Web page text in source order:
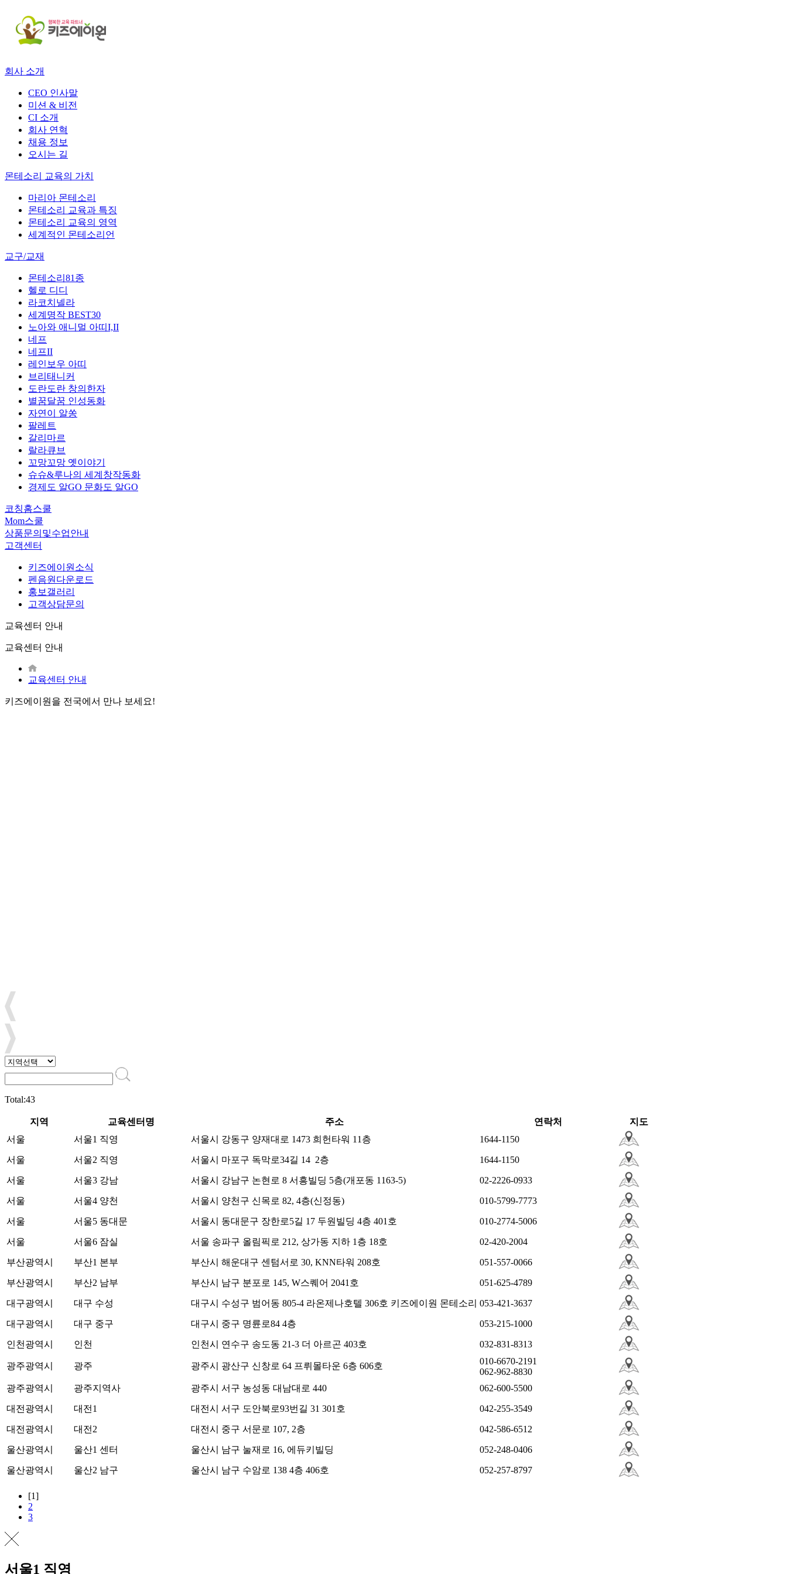
회사 소개
CEO 인사말
미션 & 비전
CI 소개
회사 연혁
채용 정보
오시는 길
몬테소리 교육의 가치
마리아 몬테소리
몬테소리 교육과 특징
몬테소리 교육의 영역
세계적인 몬테소리언
교구/교재
몬테소리81종
헬로 디디
라코치넬라
세계명작 BEST30
노아와 애니멀 아띠I,II
네프
네프II
레인보우 아띠
브리태니커
도란도란 창의한자
별꿈달꿈 인성동화
자연이 알쏭
팔레트
갈리마르
랄라큐브
꼬망꼬망 옛이야기
슈슈&루나의 세계창작동화
경제도 알GO 문화도 알GO
코칭홈스쿨
Mom스쿨
상품문의및수업안내
고객센터
키즈에이원소식
펜음원다운로드
홍보갤러리
고객상담문의
교육센터 안내
교육센터 안내
교육센터 안내
키즈에이원 을 전국에서 만나 보세요!
Total:43
지역 교육센터명 주소 연락처
지도
서울
서울1 직영 서울시 강동구 양재대로 1473 희헌타워 11층 1644-1150
서울 서울2 직영 서울시 마포구 독막로34길 14 2층 1644-1150
서울 서울3 강남 서울시 강남구 논현로 8 서흥빌딩 5층(개포동 1163-5) 02-2226-0933
서울 서울4 양천 서울시 양천구 신목로 82, 4층(신정동) 010-5799-7773
서울 서울5 동대문 서울시 동대문구 장한로5길 17 두원빌딩 4층 401호 010-2774-5006
서울 서울6 잠실 서울 송파구 올림픽로 212, 상가동 지하 1층 18호 02-420-2004
부산광역시 부산1 본부 부산시 해운대구 센텀서로 30, KNN타워 208호 051-557-0066
부산광역시 부산2 남부 부산시 남구 분포로 145, W스퀘어 2041호 051-625-4789
대구광역시 대구 수성 대구시 수성구 범어동 805-4 라온제나호텔 306호 키즈에이원 몬테소리 053-421-3637
대구광역시 대구 중구 대구시 중구 명륜로84 4층 053-215-1000
인천광역시 인천 인천시 연수구 송도동 21-3 더 아르곤 403호 032-831-8313
광주광역시 광주 광주시 광산구 신창로 64 프뤼몰타운 6층 606호
010-6670-2191
062-962-8830
광주광역시
광주지역사 광주시 서구 농성동 대남대로 440 062-600-5500
대전광역시 대전1 대전시 서구 도안북로93번길 31 301호 042-255-3549
대전광역시 대전2 대전시 중구 서문로 107, 2층 042-586-6512
울산광역시 울산1 센터 울산시 남구 눌재로 16, 에듀키빌딩 052-248-0406
울산광역시 울산2 남구 울산시 남구 수암로 138 4층 406호 052-257-8797
[1]
2
3
서울1 직영